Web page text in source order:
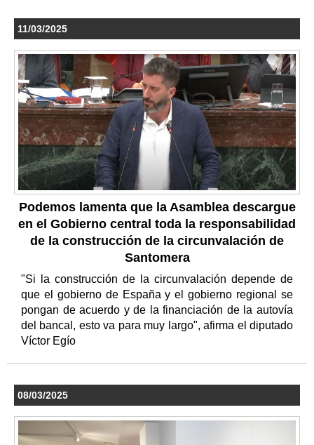
11/03/2025
Podemos lamenta que la Asamblea descargue
en el Gobierno central toda la responsabilidad
de la construcción de la circunvalación de
Santomera
"Si la construcción de la circunvalación depende de
que el gobierno de España y el gobierno regional se
pongan de acuerdo y de la financiación de la autovía
del bancal, esto va para muy largo", afirma el diputado
Víctor Egío
08/03/2025